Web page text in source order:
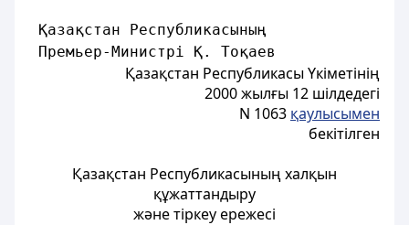
Қазақстан Республикасының
Премьер-Министрі Қ. Тоқаев
Қазақстан Республикасы Үкіметінің
2000 жылғы 12 шілдедегі
N 1063 қаулысымен
бекітілген
Қазақстан Республикасының халқын
құжаттандыру
және тіркеу ережесі